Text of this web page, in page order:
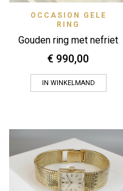
OCCASION GELE
RING
Gouden ring met nefriet
€ 990,00
IN WINKELMAND